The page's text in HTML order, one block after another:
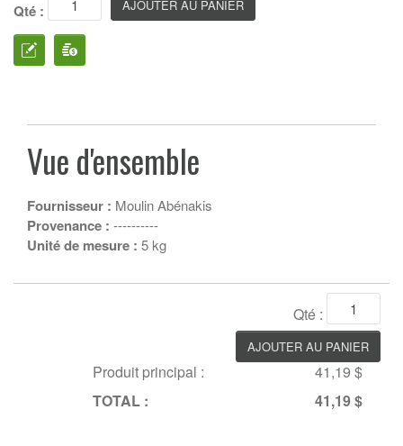
Qté :
Vue d'ensemble
Fournisseur : Moulin Abénakis
Provenance : ----------
Unité de mesure : 5 kg
Qté :
Produit principal :
41,19 $
TOTAL :
41,19 $